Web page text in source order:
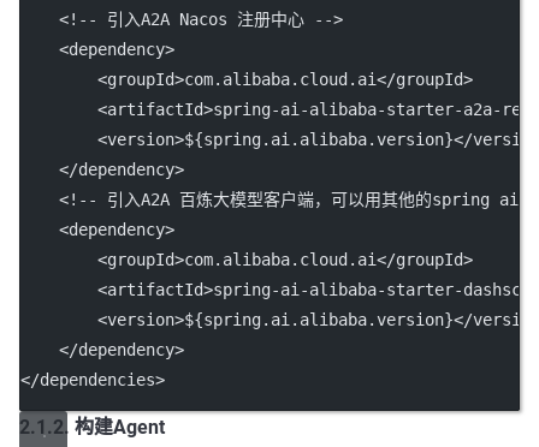
<!-- 引入A2A Nacos 注册中心 -->
    <
dependency>
        <
groupId>com.alibaba.cloud.ai</groupId>
        <
artifactId>spring-ai-alibaba-starter-a2a-
        <
version>${spring.ai.alibaba.version}</version
    </
dependency>
<!-- 引入A2A 百炼大模型客户端，可以用其他的spring ai
    <
dependency>
        <
groupId>com.alibaba.cloud.ai</groupId>
        <
artifactId>spring-ai-alibaba-starter-
        <
version>${spring.ai.alibaba.version}</version
    </
dependency>
</dependencies>
2.1.2. 构建Agent